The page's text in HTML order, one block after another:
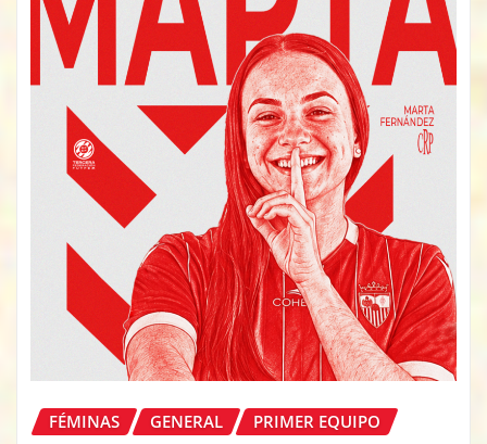
FÉMINAS GENERAL PRIMER EQUIPO